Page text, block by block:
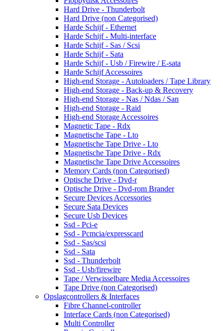
Hard Drive - Thunderbolt
Hard Drive (non Categorised)
Harde Schijf - Ethernet
Harde Schijf - Multi-interface
Harde Schijf - Sas / Scsi
Harde Schijf - Sata
Harde Schijf - Usb / Firewire / E-sata
Harde Schijf Accessoires
High-end Storage - Autoloaders / Tape Library
High-end Storage - Back-up & Recovery
High-end Storage - Nas / Ndas / San
High-end Storage - Raid
High-end Storage Accessoires
Magnetic Tape - Rdx
Magnetische Tape - Lto
Magnetische Tape Drive - Lto
Magnetische Tape Drive - Rdx
Magnetische Tape Drive Accessoires
Memory Cards (non Categorised)
Optische Drive - Dvd-r
Optische Drive - Dvd-rom Brander
Secure Devices Accessories
Secure Sata Devices
Secure Usb Devices
Ssd - Pci-e
Ssd - Pcmcia/expresscard
Ssd - Sas/scsi
Ssd - Sata
Ssd - Thunderbolt
Ssd - Usb/firewire
Tape / Verwisselbare Media Accessoires
Tape Drive (non Categorised)
Opslagcontrollers & Interfaces
Fibre Channel-controller
Interface Cards (non Categorised)
Multi Controller